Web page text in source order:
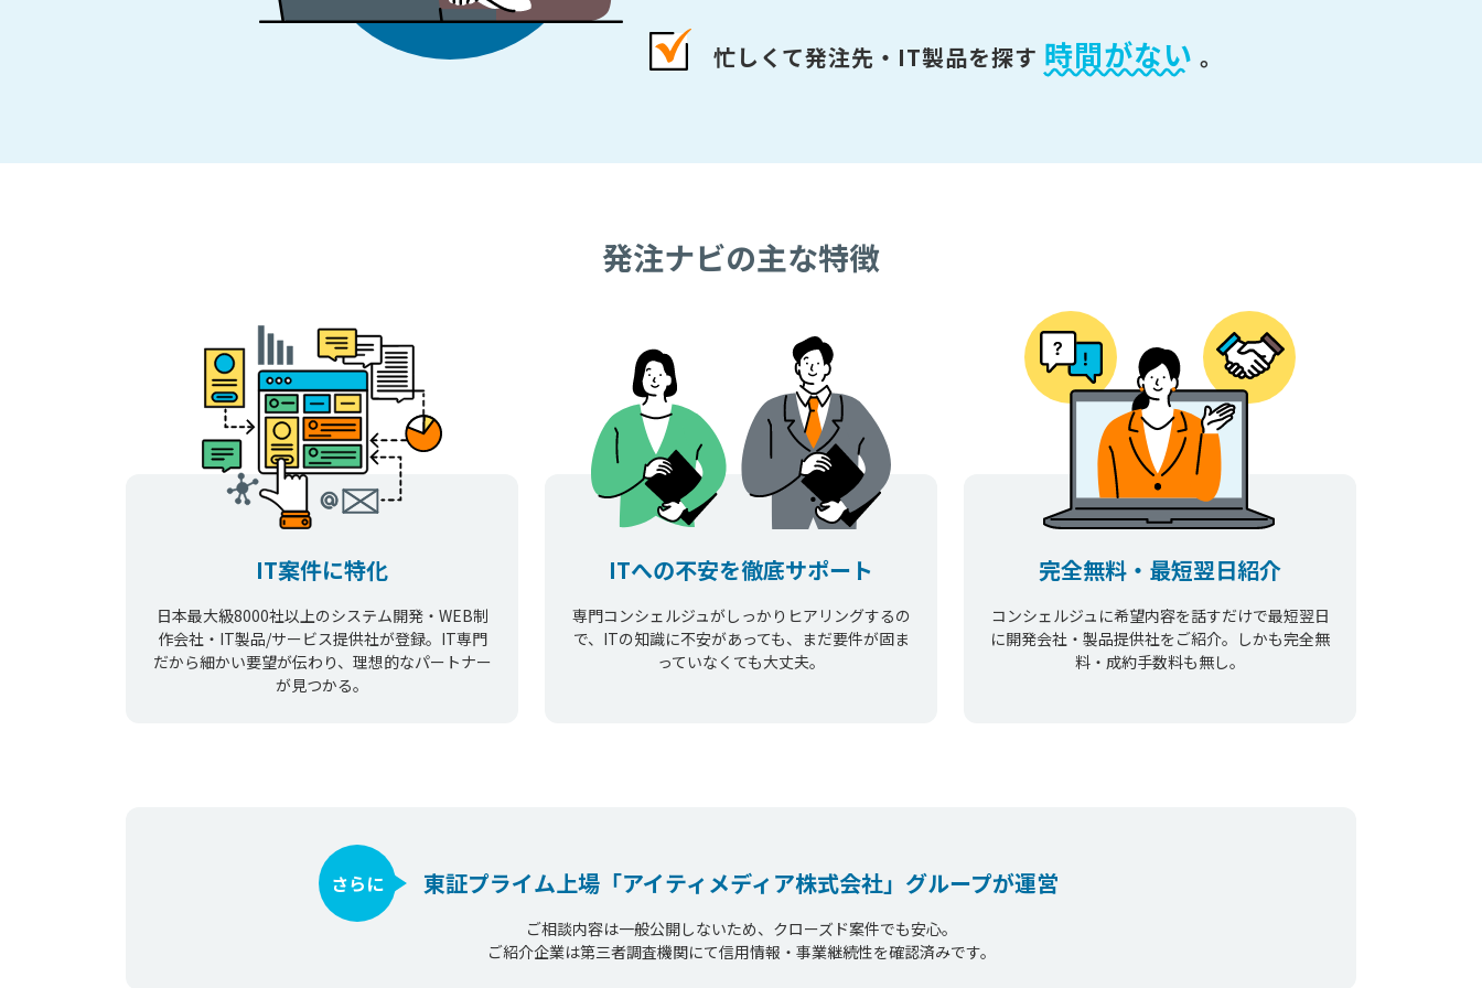
忙しくて発注先・IT製品を探す 時間がない 。
発注ナビの主な特徴
IT案件に特化
日本最大級8000社以上のシステム開発・WEB制
作会社・IT製品/サービス提供社が登録。IT専門
だから細かい要望が伝わり、理想的なパートナー
が見つかる。
ITへの不安を徹底サポート
専門コンシェルジュがしっかりヒアリングするの
で、ITの知識に不安があっても、まだ要件が固ま
っていなくても大丈夫。
完全無料・最短翌日紹介
コンシェルジュに希望内容を話すだけで最短翌日
に開発会社・製品提供社をご紹介。しかも完全無
料・成約手数料も無し。
東証プライム上場 「アイティメディア株式会社」 グループが運営
さらに
ご相談内容は一般公開しないため、クローズド案件でも安心。
ご紹介企業は第三者調査機関にて信用情報・事業継続性を確認済みです。